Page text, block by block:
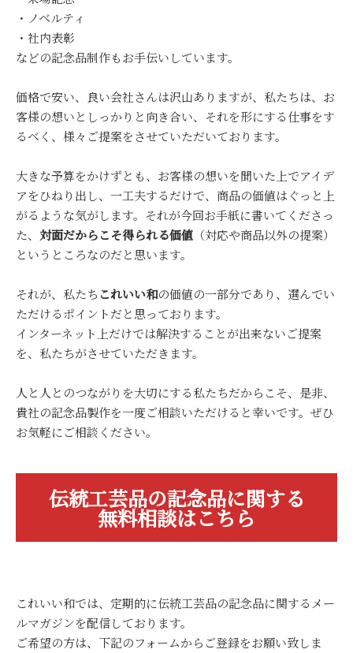
・ノベルティ
・社内表彰
などの記念品制作もお手伝いしています。
価格で安い、良い会社さんは沢山ありますが、私たちは、お
客様の想いとしっかりと向き合い、それを形にする仕事をす
るべく、様々ご提案をさせていただいております。
大きな予算をかけずとも、お客様の想いを聞いた上でアイデ
アをひねり出し、一工夫するだけで、商品の価値はぐっと上
がるような気がします。それが今回お手紙に書いてくださっ
た、 対面だからこそ得られる価値 （対応や商品以外の提案）
というところなのだと思います。
それが、私たち これいい和の価値の一部分であり、選んでい
ただけるポイントだと思っております。
インターネット上だけでは解決することが出来ないご提案
を、私たちがさせていただきます。
人と人とのつながりを大切にする私たちだからこそ、是非、
貴社の記念品製作を一度ご相談いただけると幸いです。ぜひ
お気軽にご相談ください。
伝統工芸品の記念品に関する
無料相談はこちら
これいい和では、定期的に伝統工芸品の記念品に関するメー
ルマガジンを配信しております。
ご希望の方は、下記のフォームからご登録をお願い致しま